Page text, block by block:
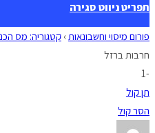
תפריט ניווט סגירה
פורום מיסוי וחשבונאות› קטגוריה: מס
חרבות ברזל
-1
תן קול
הסר קול